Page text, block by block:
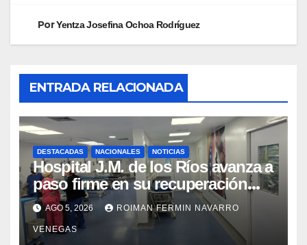
PorYentza Josefina Ochoa Rodríguez
ENTRADA RELACIONADA
DESTACADAS NACIONALES NOTICIAS
Hospital J.M. de los Ríos avanza a
paso firme en su recuperación
tras los recientes eventos
sísmicos
AGO 5, 2026 ROIMAN FERMIN NAVARRO
VENEGAS